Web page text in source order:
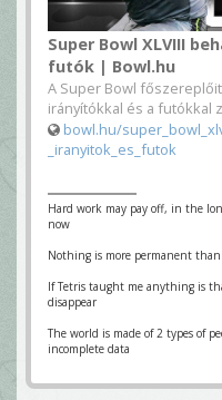
Super Bowl XLVIII
futók | Bowl.hu
A Super Bowl
irányítókkal és a futókkal
bowl.hu/
_iranyitok_es_futok
Hard work may pay off, in the
now
Nothing is more permanent
If Tetris taught me anything is
disappear
The world is made of 2 types of
incomplete data